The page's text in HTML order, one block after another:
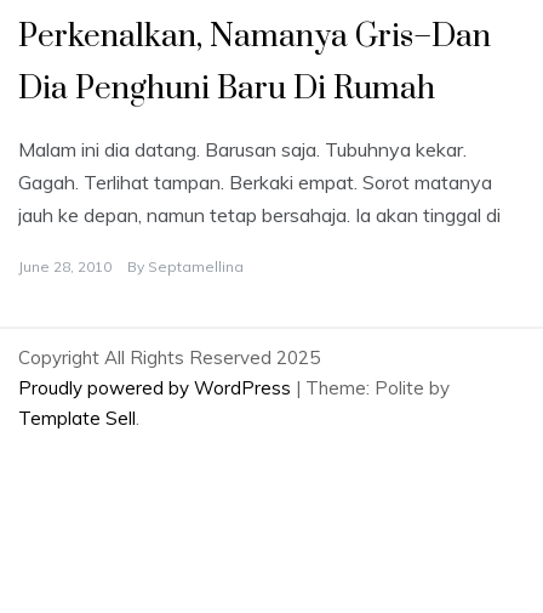
Perkenalkan, Namanya Gris–Dan
Dia Penghuni Baru Di Rumah
Malam ini dia datang. Barusan saja. Tubuhnya kekar.
Gagah. Terlihat tampan. Berkaki empat. Sorot matanya
jauh ke depan, namun tetap bersahaja. Ia akan tinggal di
June 28, 2010 By Septamellina
Copyright All Rights Reserved 2025
Proudly powered by WordPress | Theme: Polite by
Template Sell.